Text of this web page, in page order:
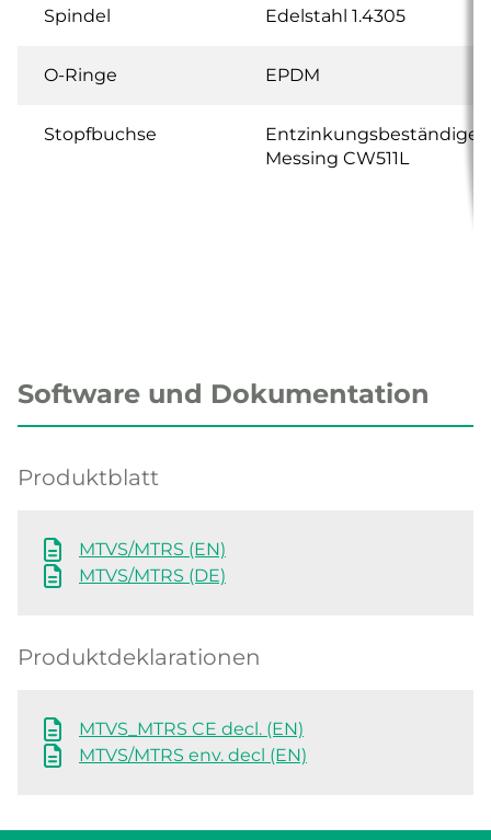
Spindel Edelstahl 1.4305
O-Ringe EPDM
Stopfbuchse
Entzinkungsbeständiges
Messing CW511L
Software und Dokumentation
Produktblatt
MTVS/MTRS (EN)
MTVS/MTRS (DE)
Produktdeklarationen
MTVS_MTRS CE decl. (EN)
MTVS/MTRS env. decl (EN)